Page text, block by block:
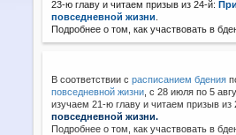
23-ю главу и читаем призыв из 24-й:
повседневной жизни
Подробнее о том, как участвовать в
В соответствии с расписанием бдения
повседневной жизни с 28 июля по 5
изучаем 21-ю главу и читаем призыв
повседневной жизни.
Подробнее о том, как участвовать в